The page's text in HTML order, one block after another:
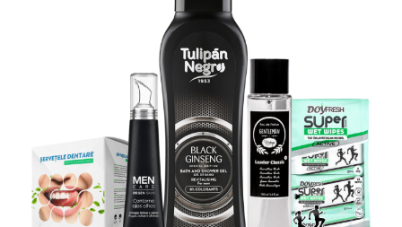
Absorbanti de Umiditate & Rezerve
Bioactivatori & Tratamente Fose
Manusi Protectie
Solutii curatare mobila
Ingrijire picioare
Ingrijire Urechi
Îngrijire Ten